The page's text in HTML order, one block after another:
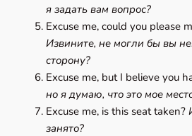
я задать вам вопрос?
Excuse me, could you please
Извините, не могли бы вы
сторону?
Excuse me, but I believe you
но я думаю, что это мое
Excuse me, is this seat taken?
занято?